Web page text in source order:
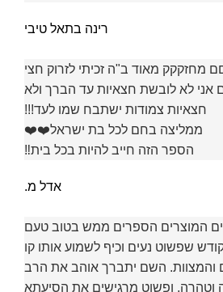
רינה בתאל טיבי
מאוד ב"ה זכיתי לזרוק חצי
אני לא לובשת חצאיות עד הברך ולא
חצאיות צמודות ישתבח שמו לעד!!!
ממליצה בחם לכל בת ישראל❤️❤️
הספר הזה חייב להיות בכל בית‼️
אדל מ.
המוצרים הספרים ממש בטוב טעם
שפשוט נעים וכיף לשמוע אותו קו
השם יתברך אוהב את הרב
וטהרה, ופשוט מרגישים את הסיעתא